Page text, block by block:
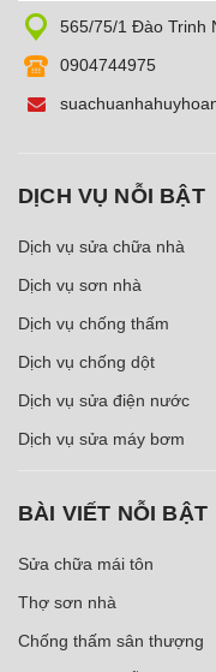
565/75/1 Đào Trinh
0904744975
DỊCH VỤ NỖI BẬT
Dịch vụ sửa chữa nhà
Dịch vụ sơn nhà
Dịch vụ chống thấm
Dịch vụ chống dột
Dịch vụ sửa điện nước
Dịch vụ sửa máy bơm
BÀI VIẾT NỖI BẬT
Sửa chữa mái tôn
Thợ sơn nhà
Chống thấm sân thượng